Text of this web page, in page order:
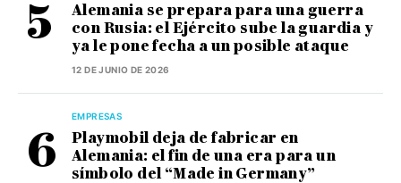
Alemania se prepara para una guerra
con Rusia: el Ejército sube la guardia y
ya le pone fecha a un posible ataque
12 DE JUNIO DE 2026
EMPRESAS
Playmobil deja de fabricar en
Alemania: el fin de una era para un
símbolo del “Made in Germany”